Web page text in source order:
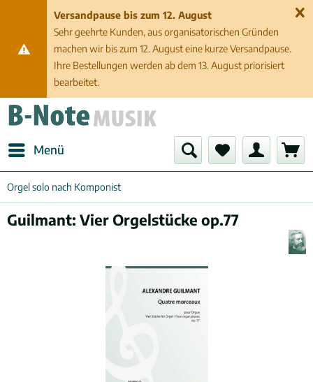
Versandpause bis zum 12. August
Sehr geehrte Kunden, aus organisatorischen Gründen
machen wir bis zum 12. August eine kurze Versandpause.
Ihre Bestellungen werden ab dem 13. August priorisiert
bearbeitet.
Menü
Orgel solo nach Komponist
Guilmant: Vier Orgelstücke op.77